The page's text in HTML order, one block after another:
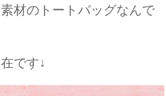
材のトートバッグなんで
です↓